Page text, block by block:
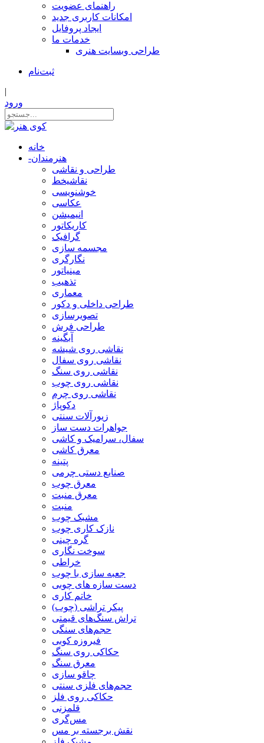
راهنمای عضویت
امکانات کاربری جدید
ایجاد پروفایل
خدمات ما
طراحی وبسایت هنری
ثبت‌نام
|
ورود
خانه
-هنرمندان
طراحی و نقاشی
نقاشیخط
خوشنویسی
عکاسی
انیمیشن
کاریکاتور
گرافیک
مجسمه سازی
نگارگری
مینیاتور
تذهیب
معماری
طراحی داخلی و دکور
تصویرسازی
طراحی فرش
آبگینه
نقاشی روی شیشه
نقاشی روی سفال
نقاشی روی سنگ
نقاشی روی چوب
نقاشی روی چرم
دکوپاژ
زیورآلات سنتی
جواهرات دست ساز
سفال، سرامیک و کاشی
معرق کاشی
پتینه
صنایع دستی چرمی
معرق چوب
معرق منبت
منبت
مشبک چوب
نازک کاری چوب
گره چینی
سوخت نگاری
خراطی
جعبه سازی با چوب
دست سازه های چوبی
خاتم کاری
پیکر تراشی (چوب)
تراش سنگ‌های قیمتی
حجم‌های سنگی
فیروزه کوبی
حکاکی روی سنگ
معرق سنگ
چاقو سازی
حجم‌های فلزی سنتی
حکاکی روی فلز
قلمزنی
مس‌گری
نقش برجسته بر مس